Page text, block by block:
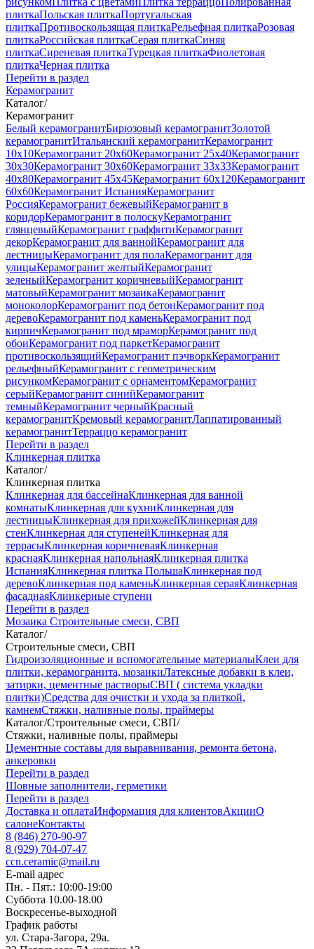
плиткаПольская плиткаПортугальская
плиткаПротивоскользящая плиткаРельефная плиткаРозовая
плиткаРоссийская плиткаСерая плиткаСиняя
плиткаСиреневая плиткаТурецкая плиткаФиолетовая
плиткаЧерная плитка
Перейти в раздел
Керамогранит
Каталог/
Керамогранит
Белый керамогранитБирюзовый керамогранитЗолотой
керамогранитИтальянский керамогранитКерамогранит
10x10Керамогранит 20x60Керамогранит 25x40Керамогранит
30x30Керамогранит 30x60Керамогранит 33x33Керамогранит
40x80Керамогранит 45x45Керамогранит 60x120Керамогранит
60x60Керамогранит ИспанияКерамогранит
РоссияКерамогранит бежевыйКерамогранит в
коридорКерамогранит в полоскуКерамогранит
глянцевыйКерамогранит граффитиКерамогранит
декорКерамогранит для ваннойКерамогранит для
лестницыКерамогранит для полаКерамогранит для
улицыКерамогранит желтыйКерамогранит
зеленыйКерамогранит коричневыйКерамогранит
матовыйКерамогранит мозаикаКерамогранит
моноколорКерамогранит под бетонКерамогранит под
деревоКерамогранит под каменьКерамогранит под
кирпичКерамогранит под мраморКерамогранит под
обоиКерамогранит под паркетКерамогранит
противоскользящийКерамогранит пэчворкКерамогранит
рельефныйКерамогранит с геометрическим
рисункомКерамогранит с орнаментомКерамогранит
серыйКерамогранит синийКерамогранит
темныйКерамогранит черныйКрасный
керамогранитКремовый керамогранитЛаппатированный
керамогранитТерраццо керамогранит
Перейти в раздел
Клинкерная плитка
Каталог/
Клинкерная плитка
Клинкерная для бассейнаКлинкерная для ванной
комнатыКлинкерная для кухниКлинкерная для
лестницыКлинкерная для прихожейКлинкерная для
стенКлинкерная для ступенейКлинкерная для
террасыКлинкерная коричневаяКлинкерная
краснаяКлинкерная напольнаяКлинкерная плитка
ИспанияКлинкерная плитка ПольшаКлинкерная под
деревоКлинкерная под каменьКлинкерная сераяКлинкерная
фасаднаяКлинкерные ступени
Перейти в раздел
Мозаика Строительные смеси, СВП
Каталог/
Строительные смеси, СВП
Гидроизоляционные и вспомогательные материалыКлеи для
плитки, керамогранита, мозаикиЛатексные добавки в клеи,
затирки, цементные растворыСВП ( система укладки
плитки)Средства для очистки и ухода за плиткой,
камнемСтяжки, наливные полы, праймеры
Каталог/Строительные смеси, СВП/
Стяжки, наливные полы, праймеры
Цементные составы для выравнивания, ремонта бетона,
анкеровки
Перейти в раздел
Шовные заполнители, герметики
Перейти в раздел
Доставка и оплатаИнформация для клиентовАкцииО
салонеКонтакты
8 (846) 270-90-97
8 (929) 704-07-47
ccn.ceramic@mail.ru
E-mail адрес
Пн. - Пят.: 10:00-19:00
Суббота 10.00-18.00
Воскресенье-выходной
График работы
ул. Стара-Загора, 29а.